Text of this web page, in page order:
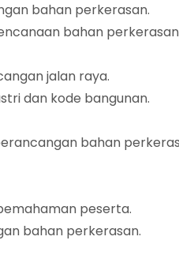
bahan perkerasan.
bahan
jalan raya.
dan kode bangunan.
bahan
peserta.
bahan perkerasan.